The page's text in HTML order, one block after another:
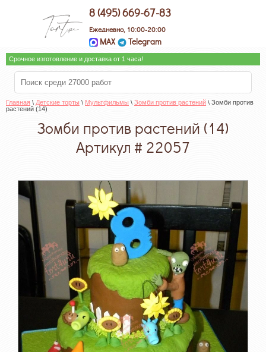
8 (495) 669-67-83
Ежедневно, 10:00-20:00
MAX Telegram
Срочное изготовление и доставка от 1 часа!
Главная \ Детские торты \ Мультфильмы \ Зомби против растений \ Зомби против
растений (14)
Зомби против растений (14)
Артикул # 22057